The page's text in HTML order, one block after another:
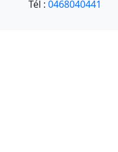
Tél : 0468040441